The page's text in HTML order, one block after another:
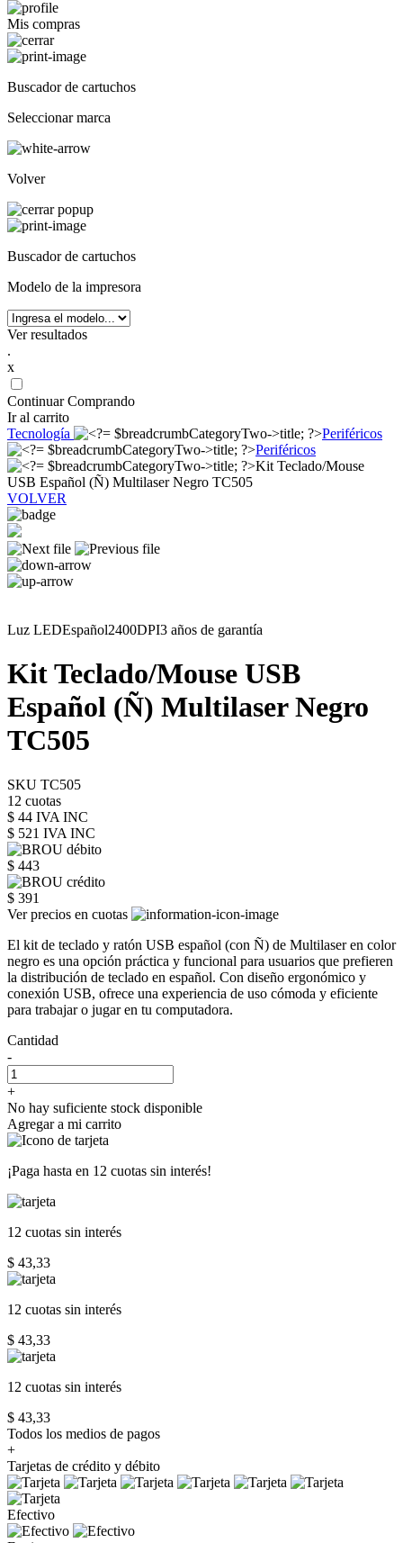
Mis compras
Buscador de cartuchos
Seleccionar marca
Volver
Buscador de cartuchos
Modelo de la impresora
Ver resultados
.
x
Continuar Comprando
Ir al carrito
Tecnología
Periféricos
Periféricos
Kit Teclado/Mouse
USB Español (Ñ) Multilaser Negro TC505
VOLVER
Luz LEDEspañol2400DPI3 años de garantía
Kit Teclado/Mouse USB
Español (Ñ) Multilaser Negro
TC505
SKU TC505
12 cuotas
$ 44 IVA INC
$ 521 IVA INC
$ 443
$ 391
Ver precios en cuotas
El kit de teclado y ratón USB español (con Ñ) de Multilaser en color
negro es una opción práctica y funcional para usuarios que prefieren
la distribución de teclado en español. Con diseño ergonómico y
conexión USB, ofrece una experiencia de uso cómoda y eficiente
para trabajar o jugar en tu computadora.
Cantidad
-
+
No hay suficiente stock disponible
Agregar a mi carrito
¡Paga hasta en 12 cuotas sin interés!
12 cuotas sin interés
$ 43,33
12 cuotas sin interés
$ 43,33
12 cuotas sin interés
$ 43,33
Todos los medios de pagos
+
Tarjetas de crédito y débito
Efectivo